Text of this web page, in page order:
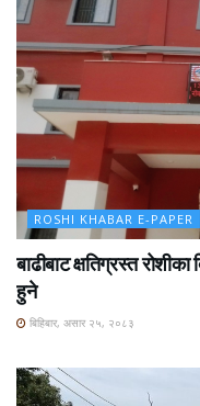
ROSHI KHABAR E-PAPER
बाढीबाट क्षतिग्रस्त
हुने
बिहिबार, असार २५, २०८३